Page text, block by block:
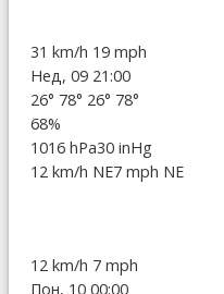
31 km/h 19 mph
Нед, 09 21:00
26° 78° 26° 78°
68%
1016 hPa30 inHg
12 km/h NE7 mph NE
12 km/h 7 mph
Пон, 10 00:00